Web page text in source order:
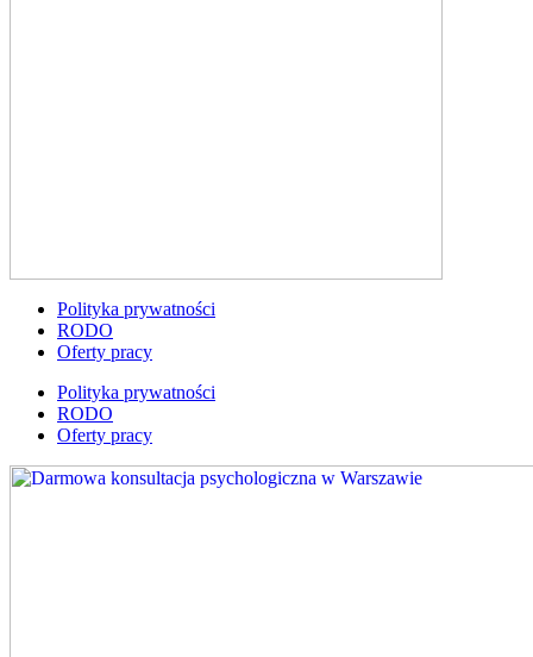
Polityka prywatności
RODO
Oferty pracy
Polityka prywatności
RODO
Oferty pracy